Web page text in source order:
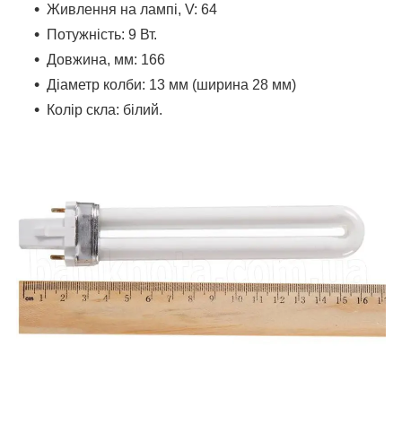
Живлення на лампі, V: 64
Потужність: 9 Вт.
Довжина, мм: 166
Діаметр колби: 13 мм (ширина 28 мм)
Колір скла: білий.